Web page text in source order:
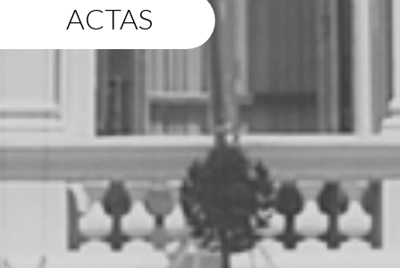
ACTAS